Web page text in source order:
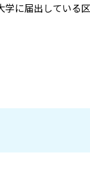
に届出している